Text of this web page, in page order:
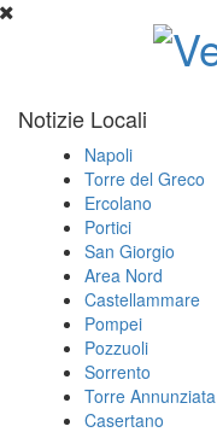
Notizie Locali
Napoli
Torre del Greco
Ercolano
Portici
San Giorgio
Area Nord
Castellammare
Pompei
Pozzuoli
Sorrento
Torre Annunziata
Casertano